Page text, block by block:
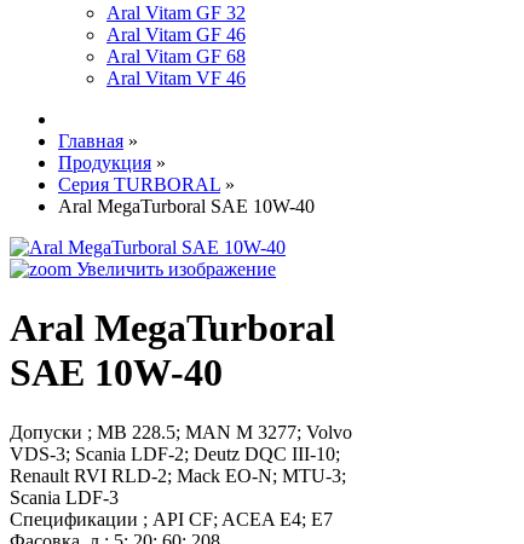
Aral Vitam GF 32
Aral Vitam GF 46
Aral Vitam GF 68
Aral Vitam VF 46
Главная »
Продукция »
Серия TURBORAL »
Aral MegaTurboral SAE 10W-40
Увеличить изображение
Aral MegaTurboral
SAE 10W-40
Допуски ; MB 228.5; MAN M 3277; Volvo
VDS-3; Scania LDF-2; Deutz DQC III-10;
Renault RVI RLD-2; Mack EO-N; MTU-3;
Scania LDF-3
Спецификации ; API CF; ACEA E4; E7